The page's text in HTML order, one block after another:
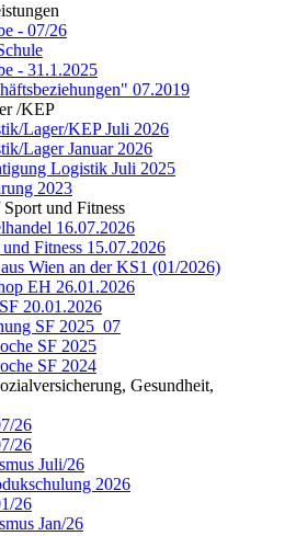
- 07/26
- 31.1.2025
07.2019
/KEP
Lager/KEP Juli 2026
Lager Januar 2026
Logistik Juli 2025
2023
und Fitness
16.07.2026
Fitness 15.07.2026
Wien an der KS1 (01/2026)
EH 26.01.2026
20.01.2026
SF 2025_07
SF 2025
SF 2024
Gesundheit,
26
26
Juli/26
2026
26
Jan/26